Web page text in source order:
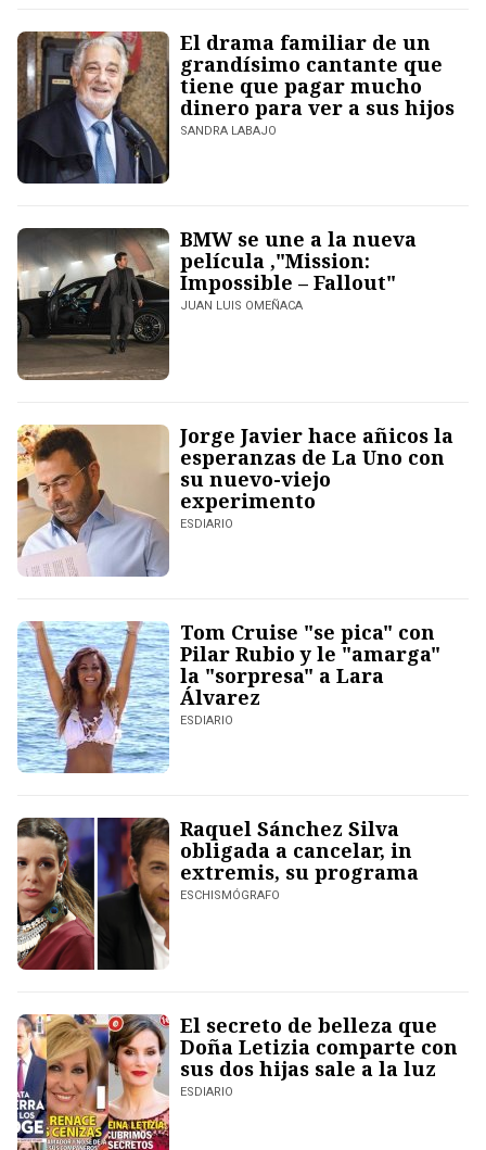
El drama familiar de un
grandísimo cantante que
tiene que pagar mucho
dinero para ver a sus hijos
SANDRA LABAJO
BMW se une a la nueva
película ,"Mission:
Impossible – Fallout"
JUAN LUIS OMEÑACA
Jorge Javier hace añicos la
esperanzas de La Uno con
su nuevo-viejo
experimento
ESDIARIO
Tom Cruise "se pica" con
Pilar Rubio y le "amarga"
la "sorpresa" a Lara
Álvarez
ESDIARIO
Raquel Sánchez Silva
obligada a cancelar, in
extremis, su programa
ESCHISMÓGRAFO
El secreto de belleza que
Doña Letizia comparte con
sus dos hijas sale a la luz
ESDIARIO